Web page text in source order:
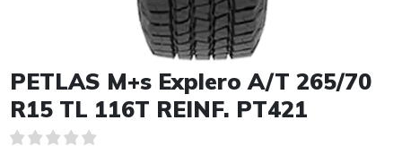
Item 1 of 1
PETLAS M+s Explero A/T 265/70
R15 TL 116T REINF. PT421